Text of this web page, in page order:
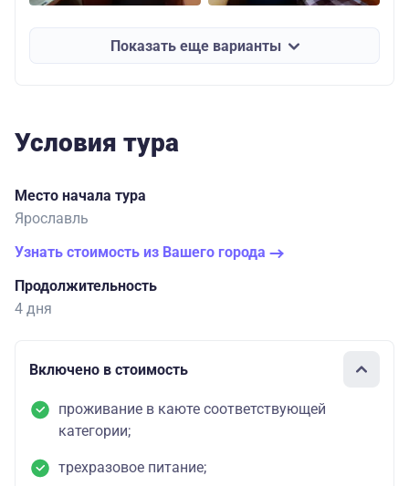
Показать еще варианты
Условия тура
Место начала тура
Ярославль
Узнать стоимость из Вашего города
Продолжительность
4 дня
Включено в стоимость
проживание в каюте соответствующей
категории;
трехразовое питание;